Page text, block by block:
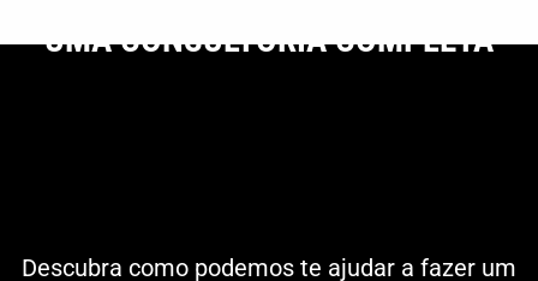
UMA CONSULTORIA COMPLETA
Descubra como podemos te ajudar a fazer um